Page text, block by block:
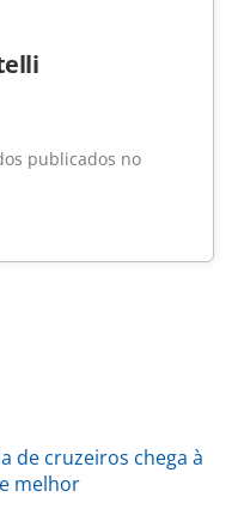
publicados no
de cruzeiros chega à
melhor